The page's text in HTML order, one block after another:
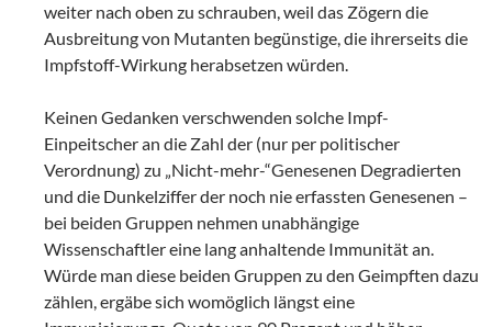
weiter nach oben zu schrauben, weil das Zögern die
Ausbreitung von Mutanten begünstige, die ihrerseits die
Impfstoff-Wirkung herabsetzen würden.
Keinen Gedanken verschwenden solche Impf-
Einpeitscher an die Zahl der (nur per politischer
Verordnung) zu „Nicht-mehr-“Genesenen Degradierten
und die Dunkelziffer der noch nie erfassten Genesenen –
bei beiden Gruppen nehmen unabhängige
Wissenschaftler eine lang anhaltende Immunität an.
Würde man diese beiden Gruppen zu den Geimpften dazu
zählen, ergäbe sich womöglich längst eine